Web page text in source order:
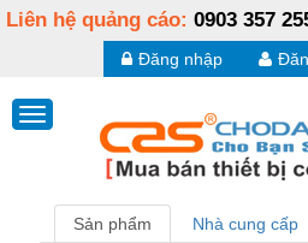
Liên hệ quảng cáo: 0903 357
Đăng nhập
Sản phẩm Nhà cung cấp